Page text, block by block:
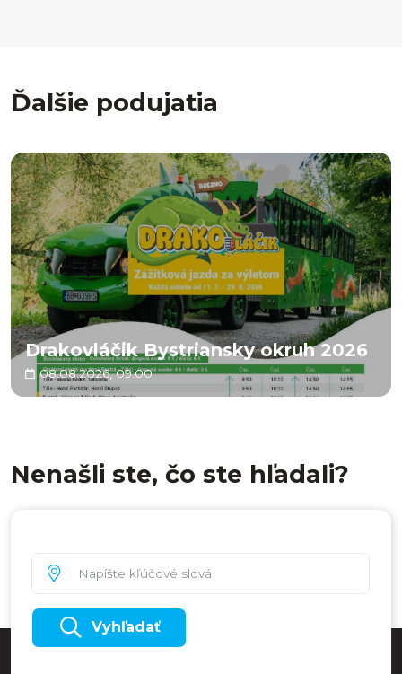
Ďalšie podujatia
Drakovláčik Bystriansky okruh 2026
08.08.2026, 09:00
Nenašli ste, čo ste hľadali?
Vyhľadať